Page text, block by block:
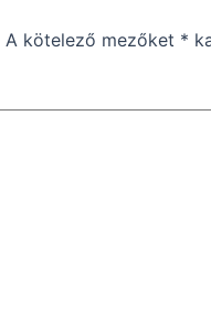
A kötelező mezőket *